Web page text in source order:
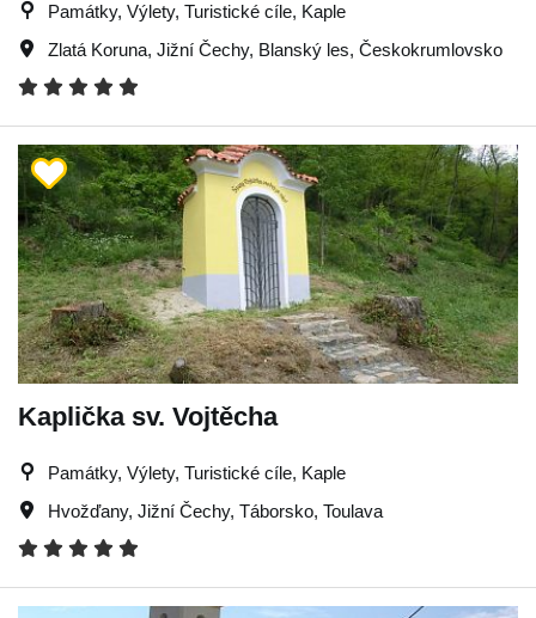
Památky, Výlety, Turistické cíle, Kaple
Zlatá Koruna, Jižní Čechy, Blanský les, Českokrumlovsko
Kaplička sv. Vojtěcha
Památky, Výlety, Turistické cíle, Kaple
Hvožďany, Jižní Čechy, Táborsko, Toulava